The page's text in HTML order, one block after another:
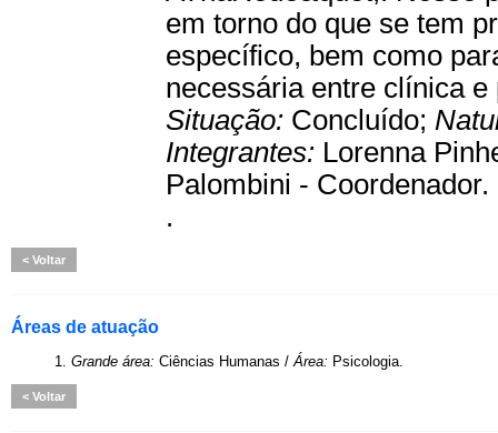
em torno do que se tem
específico, bem como
necessária entre clínica
Situação: Concluído;
Integrantes: Lorenna
Palombini - Coordenador.
.
Voltar
Áreas de atuação
1. Grande área: Ciências Humanas /Área: Psicologia.
Voltar